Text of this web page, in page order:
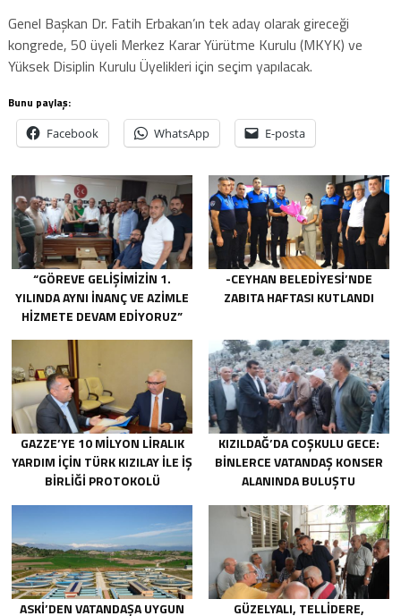
Genel Başkan Dr. Fatih Erbakan’ın tek aday olarak gireceği
kongrede, 50 üyeli Merkez Karar Yürütme Kurulu (MKYK) ve
Yüksek Disiplin Kurulu Üyelikleri için seçim yapılacak.
Bunu paylaş:
Facebook WhatsApp E-posta
“GÖREVE GELIŞIMIZIN 1.
YILINDA AYNI INANÇ VE AZIMLE
HIZMETE DEVAM EDIYORUZ”
-CEYHAN BELEDIYESI’NDE
ZABITA HAFTASI KUTLANDI
GAZZE’YE 10 MILYON LIRALIK
YARDIM IÇIN TÜRK KIZILAY ILE IŞ
BIRLIĞI PROTOKOLÜ
KIZILDAĞ’DA COŞKULU GECE:
BINLERCE VATANDAŞ KONSER
ALANINDA BULUŞTU
ASKİ’DEN VATANDAŞA UYGUN GÜZELYALI, TELLIDERE,